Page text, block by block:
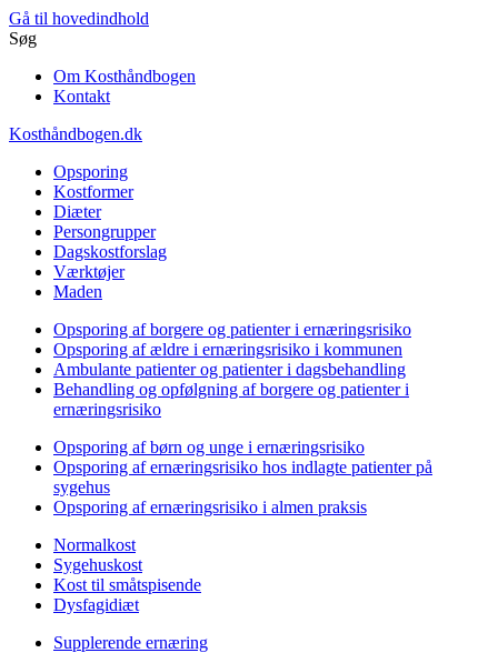
Gå til hovedindhold
Søg
Om Kosthåndbogen
Kontakt
Kosthåndbogen.dk
Opsporing
Kostformer
Diæter
Persongrupper
Dagskostforslag
Værktøjer
Maden
Opsporing af borgere og patienter i ernæringsrisiko
Opsporing af ældre i ernæringsrisiko i kommunen
Ambulante patienter og patienter i dagsbehandling
Behandling og opfølgning af borgere og patienter i
ernæringsrisiko
Opsporing af børn og unge i ernæringsrisiko
Opsporing af ernæringsrisiko hos indlagte patienter på
sygehus
Opsporing af ernæringsrisiko i almen praksis
Normalkost
Sygehuskost
Kost til småtspisende
Dysfagidiæt
Supplerende ernæring